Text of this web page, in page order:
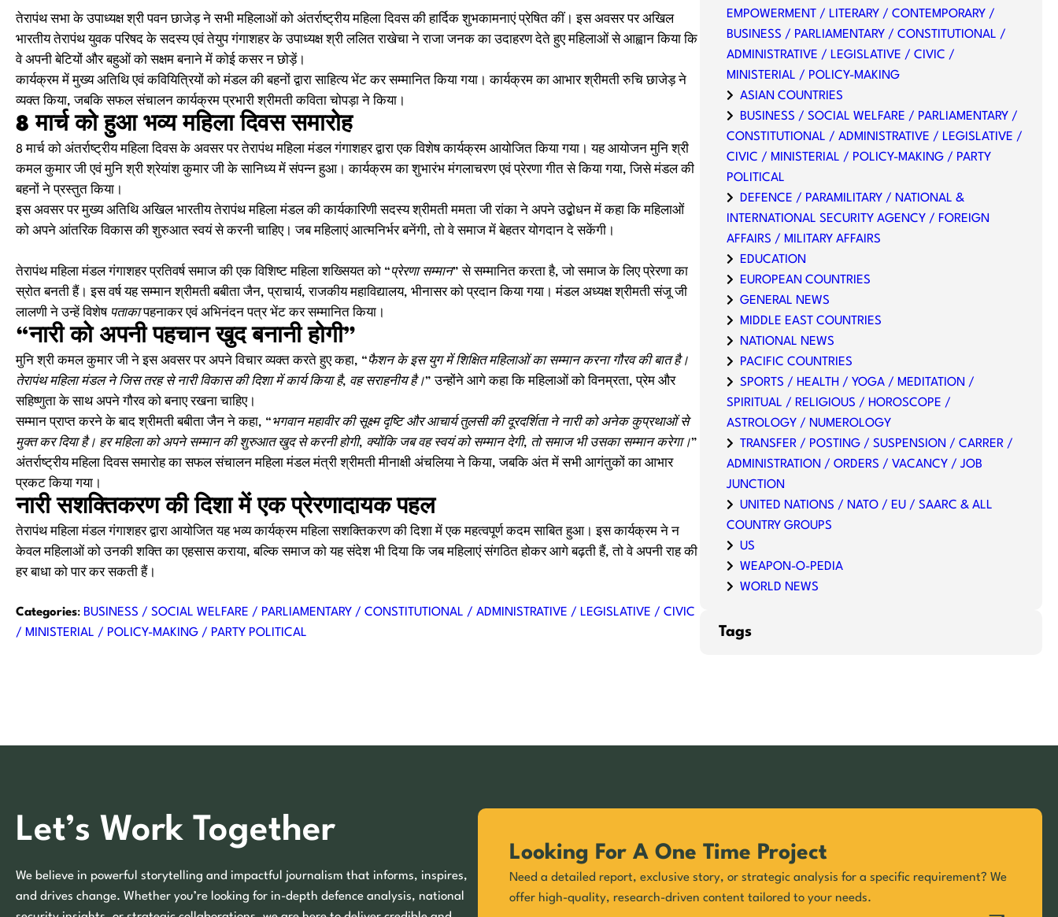
तेरापंथ सभा के उपाध्यक्ष श्री पवन छाजेड़ ने सभी महिलाओं को अंतर्राष्ट्रीय महिला दिवस की हार्दिक शुभकामनाएं प्रेषित कीं। इस अवसर पर अखिल
भारतीय तेरापंथ युवक परिषद के सदस्य एवं तेयुप गंगाशहर के उपाध्यक्ष श्री ललित राखेचा ने राजा जनक का उदाहरण देते हुए महिलाओं से आह्वान किया कि
वे अपनी बेटियों और बहुओं को सक्षम बनाने में कोई कसर न छोड़ें।
कार्यक्रम में मुख्य अतिथि एवं कवियित्रियों को मंडल की बहनों द्वारा साहित्य भेंट कर सम्मानित किया गया। कार्यक्रम का आभार श्रीमती रुचि छाजेड़ ने
व्यक्त किया, जबकि सफल संचालन कार्यक्रम प्रभारी श्रीमती कविता चोपड़ा ने किया।
8 मार्च को हुआ भव्य महिला दिवस समारोह
8 मार्च को अंतर्राष्ट्रीय महिला दिवस के अवसर पर तेरापंथ महिला मंडल गंगाशहर द्वारा एक विशेष कार्यक्रम आयोजित किया गया। यह आयोजन मुनि श्री
कमल कुमार जी एवं मुनि श्री श्रेयांश कुमार जी के सानिध्य में संपन्न हुआ। कार्यक्रम का शुभारंभ मंगलाचरण एवं प्रेरणा गीत से किया गया, जिसे मंडल की
बहनों ने प्रस्तुत किया।
इस अवसर पर मुख्य अतिथि अखिल भारतीय तेरापंथ महिला मंडल की कार्यकारिणी सदस्य श्रीमती ममता जी रांका ने अपने उद्बोधन में कहा कि महिलाओं
को अपने आंतरिक विकास की शुरुआत स्वयं से करनी चाहिए। जब महिलाएं आत्मनिर्भर बनेंगी, तो वे समाज में बेहतर योगदान दे सकेंगी।
तेरापंथ महिला मंडल गंगाशहर प्रतिवर्ष समाज की एक विशिष्ट महिला शख्सियत को “प्रेरणा सम्मान” से सम्मानित करता है, जो समाज के लिए प्रेरणा का
स्रोत बनती हैं। इस वर्ष यह सम्मान श्रीमती बबीता जैन, प्राचार्य, राजकीय महाविद्यालय, भीनासर को प्रदान किया गया। मंडल अध्यक्ष श्रीमती संजू जी
लालणी ने उन्हें विशेष पताकापहनाकर एवं अभिनंदन पत्र भेंट कर सम्मानित किया।
“नारी को अपनी पहचान खुद बनानी होगी”
मुनि श्री कमल कुमार जी ने इस अवसर पर अपने विचार व्यक्त करते हुए कहा, “फैशन के इस युग में शिक्षित महिलाओं का सम्मान करना गौरव की बात है।
तेरापंथ महिला मंडल ने जिस तरह से नारी विकास की दिशा में कार्य किया है, वह सराहनीय है।” उन्होंने आगे कहा कि महिलाओं को विनम्रता, प्रेम और
सहिष्णुता के साथ अपने गौरव को बनाए रखना चाहिए।
सम्मान प्राप्त करने के बाद श्रीमती बबीता जैन ने कहा, “भगवान महावीर की सूक्ष्म दृष्टि और आचार्य तुलसी की दूरदर्शिता ने नारी को अनेक कुप्रथाओं से
मुक्त कर दिया है। हर महिला को अपने सम्मान की शुरुआत खुद से करनी होगी, क्योंकि जब वह स्वयं को सम्मान देगी, तो समाज भी उसका सम्मान करेगा।”
अंतर्राष्ट्रीय महिला दिवस समारोह का सफल संचालन महिला मंडल मंत्री श्रीमती मीनाक्षी अंचलिया ने किया, जबकि अंत में सभी आगंतुकों का आभार
प्रकट किया गया।
नारी सशक्तिकरण की दिशा में एक प्रेरणादायक पहल
तेरापंथ महिला मंडल गंगाशहर द्वारा आयोजित यह भव्य कार्यक्रम महिला सशक्तिकरण की दिशा में एक महत्वपूर्ण कदम साबित हुआ। इस कार्यक्रम ने न
केवल महिलाओं को उनकी शक्ति का एहसास कराया, बल्कि समाज को यह संदेश भी दिया कि जब महिलाएं संगठित होकर आगे बढ़ती हैं, तो वे अपनी राह की
हर बाधा को पार कर सकती हैं।
Categories: BUSINESS / SOCIAL WELFARE / PARLIAMENTARY / CONSTITUTIONAL / ADMINISTRATIVE / LEGISLATIVE / CIVIC
/ MINISTERIAL / POLICY-MAKING / PARTY POLITICAL
EMPOWERMENT / LITERARY / CONTEMPORARY /
BUSINESS / PARLIAMENTARY / CONSTITUTIONAL /
ADMINISTRATIVE / LEGISLATIVE / CIVIC /
MINISTERIAL / POLICY-MAKING
ASIAN COUNTRIES
BUSINESS / SOCIAL WELFARE / PARLIAMENTARY /
CONSTITUTIONAL / ADMINISTRATIVE / LEGISLATIVE /
CIVIC / MINISTERIAL / POLICY-MAKING / PARTY
POLITICAL
DEFENCE / PARAMILITARY / NATIONAL &
INTERNATIONAL SECURITY AGENCY / FOREIGN
AFFAIRS / MILITARY AFFAIRS
EDUCATION
EUROPEAN COUNTRIES
GENERAL NEWS
MIDDLE EAST COUNTRIES
NATIONAL NEWS
PACIFIC COUNTRIES
SPORTS / HEALTH / YOGA / MEDITATION /
SPIRITUAL / RELIGIOUS / HOROSCOPE /
ASTROLOGY / NUMEROLOGY
TRANSFER / POSTING / SUSPENSION / CARRER /
ADMINISTRATION / ORDERS / VACANCY / JOB
JUNCTION
UNITED NATIONS / NATO / EU / SAARC & ALL
COUNTRY GROUPS
US
WEAPON-O-PEDIA
WORLD NEWS
Tags
Let’s Work Together
We believe in powerful storytelling and impactful journalism that informs, inspires,
and drives change. Whether you’re looking for in-depth defence analysis, national
Looking For A One Time Project
Need a detailed report, exclusive story, or strategic analysis for a specific requirement? We
offer high-quality, research-driven content tailored to your needs.